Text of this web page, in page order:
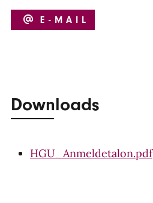
E-MAIL
Downloads
HGU_Anmeldetalon.pdf